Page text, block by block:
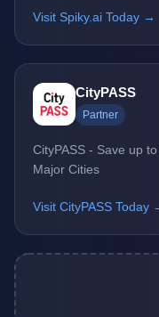
Visit Spiky.ai Today →
CityPASS
Partner
CityPASS - Save up
Major Cities
Visit CityPASS Today